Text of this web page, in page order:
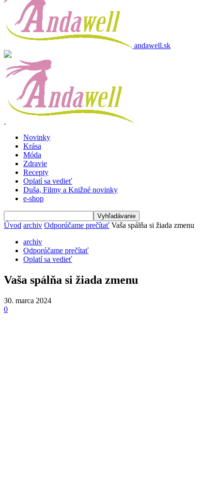
andawell.sk
Novinky
Krása
Móda
Zdravie
Recepty
Oplatí sa vedieť
Duša, Filmy a Knižné novinky
e-shop
Úvod archiv Odporúčame prečítať Vaša spálňa si žiada zmenu
archiv
Odporúčame prečítať
Oplatí sa vedieť
Vaša spálňa si žiada zmenu
30. marca 2024
0